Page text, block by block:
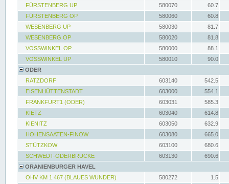
FÜRSTENBERG UP
580070
60.7
FÜRSTENBERG OP
580060
60.8
WESENBERG UP
580030
81.7
WESENBERG OP
580020
81.8
VOSSWINKEL OP
580000
88.1
VOSSWINKEL UP
580010
90.0
ODER
RATZDORF
603140
542.5
EISENHÜTTENSTADT
603000
554.1
FRANKFURT1 (ODER)
603031
585.3
KIETZ
603040
614.8
KIENITZ
603050
632.9
HOHENSAATEN-FINOW
603080
665.0
STÜTZKOW
603100
680.6
SCHWEDT-ODERBRÜCKE
603130
690.6
ORANIENBURGER HAVEL
OHV KM 1.467 (BLAUES WUNDER)
580272
1.5